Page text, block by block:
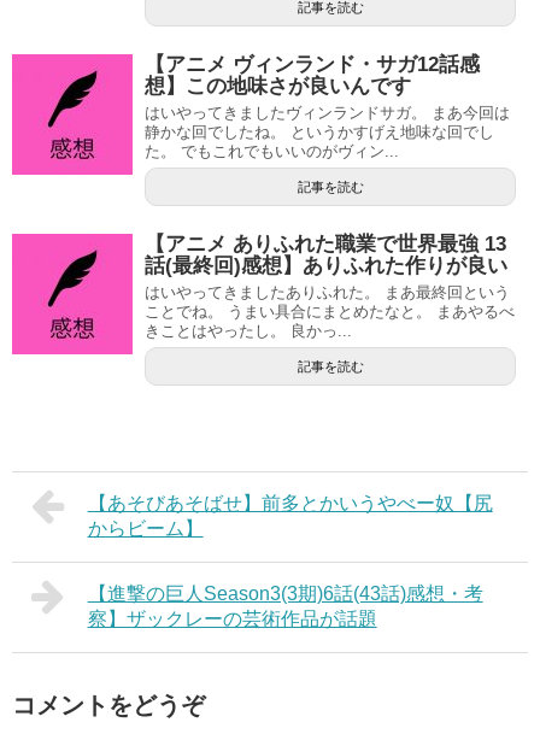
記事を読む
【アニメ ヴィンランド・サガ12話感
想】この地味さが良いんです
はいやってきましたヴィンランドサガ。 まあ今回は
静かな回でしたね。 というかすげえ地味な回でし
た。 でもこれでもいいのがヴィン...
記事を読む
【アニメ ありふれた職業で世界最強 13
話(最終回)感想】ありふれた作りが良い
はいやってきましたありふれた。 まあ最終回という
ことでね。 うまい具合にまとめたなと。 まあやるべ
きことはやったし。 良かっ...
記事を読む
【あそびあそばせ】前多とかいうやべー奴【尻
からビーム】
【進撃の巨人Season3(3期)6話(43話)感想・考
察】ザックレーの芸術作品が話題
コメントをどうぞ